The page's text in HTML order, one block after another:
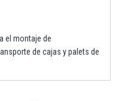
el montaje de
de cajas y palets de